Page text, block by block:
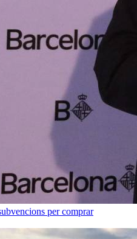
per comprar